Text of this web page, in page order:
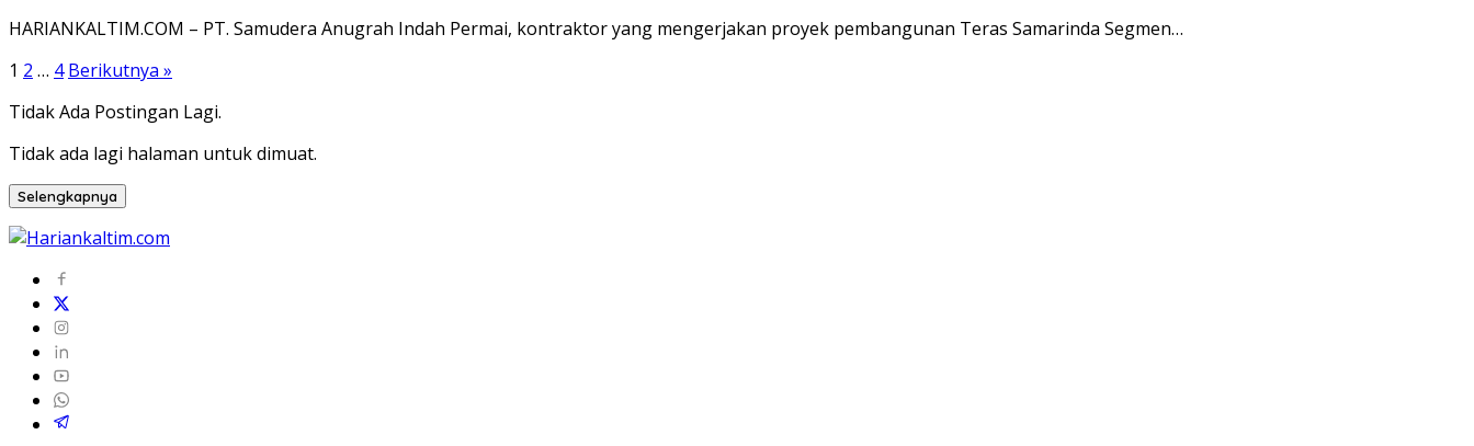
HARIANKALTIM.COM – PT. Samudera Anugrah Indah Permai, kontraktor yang mengerjakan proyek pembangunan Teras Samarinda Segmen…
Paginasi
pos
1 2 … 4 Berikutnya »
Tidak Ada Postingan Lagi.
Tidak ada lagi halaman untuk dimuat.
Selengkapnya